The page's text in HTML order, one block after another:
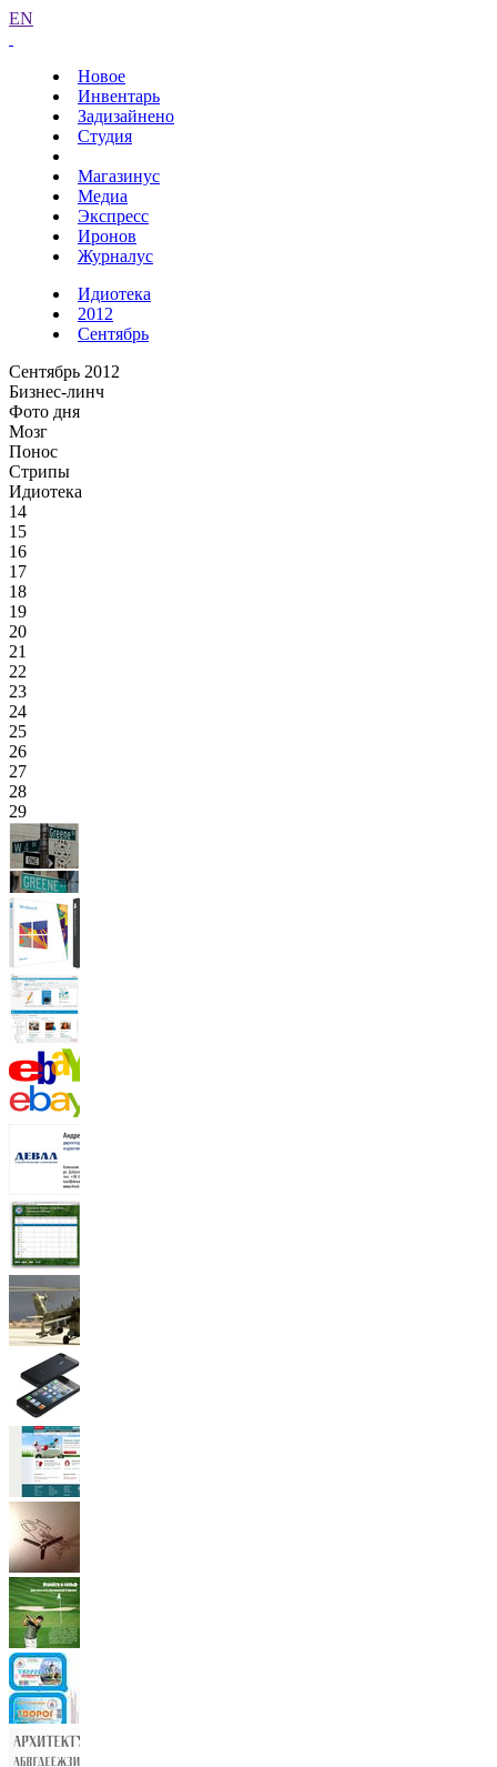
EN
Новое
Инвентарь
Задизайнено
Студия
Магазинус
Медиа
Экспресс
Иронов
Журналус
Идиотека
2012
Сентябрь
Сентябрь 2012
Бизнес-линч
Фото дня
Мозг
Понос
Стрипы
Идиотека
14
15
16
17
18
19
20
21
22
23
24
25
26
27
28
29